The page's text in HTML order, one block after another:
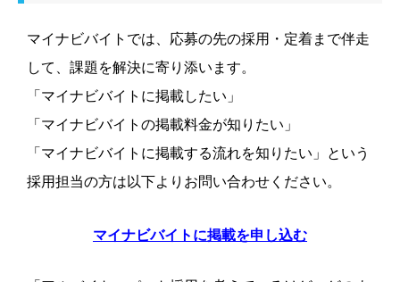
マイナビバイトでは、応募の先の採用・定着まで伴走
して、課題を解決に寄り添います。
「マイナビバイトに掲載したい」
「マイナビバイトの掲載料金が知りたい」
「マイナビバイトに掲載する流れを知りたい」という
採用担当の方は以下よりお問い合わせください。
マイナビバイトに掲載を申し込む